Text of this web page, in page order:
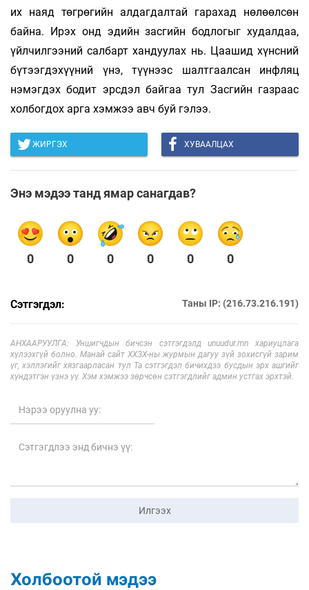
их наяд төгрөгийн алдагдалтай гарахад нөлөөлсөн
байна. Ирэх онд эдийн засгийн бодлогыг худалдаа,
үйлчилгээний салбарт хандуулах нь. Цаашид хүнсний
бүтээгдэхүүний үнэ, түүнээс шалтгаалсан инфляц
нэмэгдэх бодит эрсдэл байгаа тул Засгийн газраас
холбогдох арга хэмжээ авч буй гэлээ.
ЖИРГЭХ ХУВААЛЦАХ
Энэ мэдээ танд ямар санагдав?
0 0 0 0 0 0
Сэтгэгдэл: Таны IP: (216.73.216.191)
АНХААРУУЛГА: Уншигчдын бичсэн сэтгэгдэлд unuudur.mn хариуцлага
хүлээхгүй болно. Манай сайт ХХЗХ-ны журмын дагуу зүй зохисгүй зарим
үг, хэллэгийг хязгаарласан тул Та сэтгэгдэл бичихдээ бусдын эрх ашгийг
хүндэтгэн үзнэ үү. Хэм хэмжээ зөрчсөн сэтгэгдлийг админ устгах эрхтэй.
Илгээх
Холбоотой мэдээ